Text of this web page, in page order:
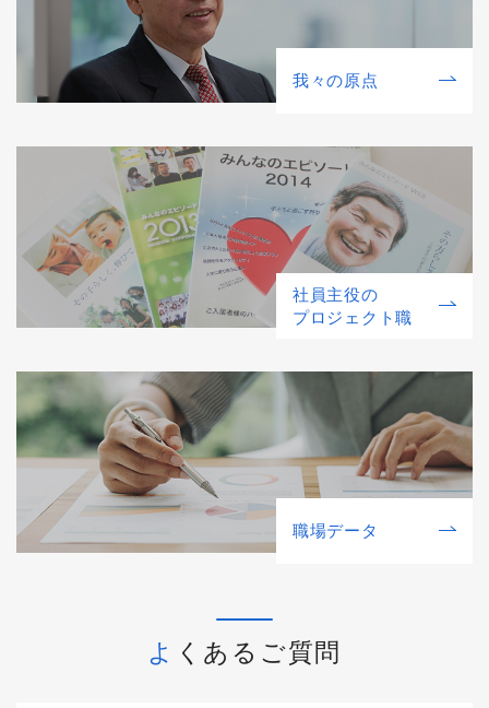
我々の原点
社員主役の
プロジェクト職
職場データ
よくあるご質問